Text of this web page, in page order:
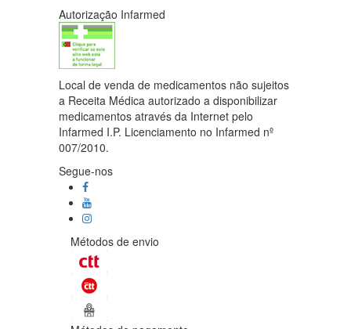
Autorização Infarmed
Local de venda de medicamentos não sujeitos
a Receita Médica autorizado a disponibilizar
medicamentos através da Internet pelo
Infarmed I.P. Licenciamento no Infarmed nº
007/2010.
Segue-nos
Métodos de envio